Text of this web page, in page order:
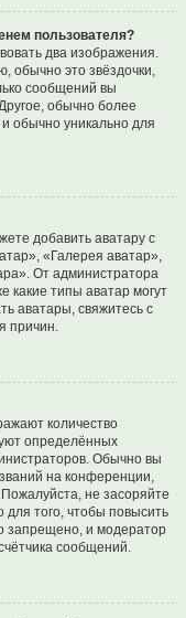
пользователя?
два изображения.
обычно это звёздочки,
сообщений вы
обычно более
обычно уникально для
добавить аватару с
«Галерея аватар»,
От администратора
какие типы аватар могут
аватары, свяжитесь с
причин.
количество
определённых
Обычно вы
на конференции,
не засоряйте
того, чтобы повысить
запрещено, и модератор
сообщений.